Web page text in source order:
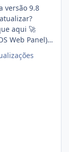
aqui 🚀